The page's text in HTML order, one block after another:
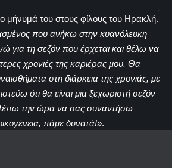
μήνυμά του στους φίλους του Ηρακλή.
που ανήκω στην κυανόλευκη
για τη σεζόν που έρχεται και θέλω να
χρονιές της καριέρας μου. Θα
στη διάρκεια της χρονιάς, με
ότι θα είναι μια ξεχωριστή σεζόν
την ώρα να σας συναντήσω
πάμε δυνατά!».